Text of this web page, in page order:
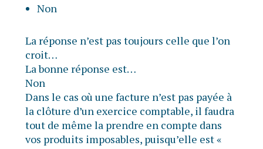
Non
La réponse n’est pas toujours celle que l’on
croit…
La bonne réponse est…
Non
Dans le cas où une facture n’est pas payée à
la clôture d’un exercice comptable, il faudra
tout de même la prendre en compte dans
vos produits imposables, puisqu’elle est «